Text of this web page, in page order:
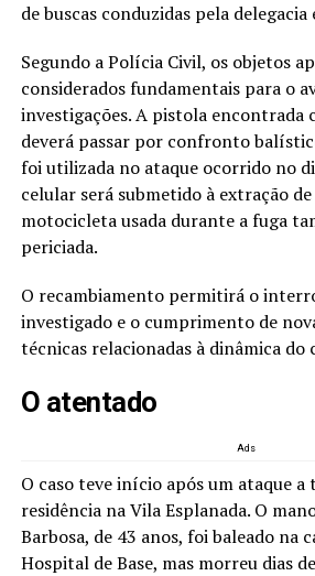
de buscas conduzidas pela delegacia
Segundo a Polícia Civil, os objetos
considerados fundamentais para o
investigações. A pistola encontrada
deverá passar por confronto
foi utilizada no ataque ocorrido no
celular será submetido à extração
motocicleta usada durante a fuga
periciada.
O recambiamento permitirá o
investigado e o cumprimento de
técnicas relacionadas à dinâmica do
O atentado
Ads
O caso teve início após um ataque
residência na Vila Esplanada. O
Barbosa, de 43 anos, foi baleado na
Hospital de Base, mas morreu dias